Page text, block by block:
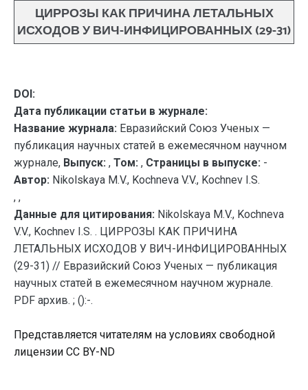
ЦИРРОЗЫ КАК ПРИЧИНА ЛЕТАЛЬНЫХ
ИСХОДОВ У ВИЧ-ИНФИЦИРОВАННЫХ (29-31)
DOI:
Дата публикации статьи в журнале:
Название журнала: Евразийский Союз Ученых —
публикация научных статей в ежемесячном научном
журнале, Выпуск: , Том: , Страницы в выпуске: -
Автор: Nikolskaya M.V., Kochneva V.V., Kochnev I.S.
, ,
Данные для цитирования: Nikolskaya M.V., Kochneva
V.V., Kochnev I.S. . ЦИРРОЗЫ КАК ПРИЧИНА
ЛЕТАЛЬНЫХ ИСХОДОВ У ВИЧ-ИНФИЦИРОВАННЫХ
(29-31) // Евразийский Союз Ученых — публикация
научных статей в ежемесячном научном журнале.
PDF архив. ; ():-.
Представляется читателям на условиях свободной
лицензии CC BY-ND